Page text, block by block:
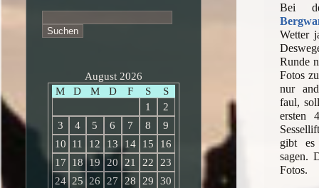
Bei
Wetter
Runde
Fotos
nur
faul,
ersten
gibt es
sagen.
Fotos.
nach:
August 2026
M
D M D F S
S
1
2
3
4 5 6 7 8
9
10
11 12 13 14 15
16
17
18 19 20 21 22
23
24 25 26 27 28 29
30